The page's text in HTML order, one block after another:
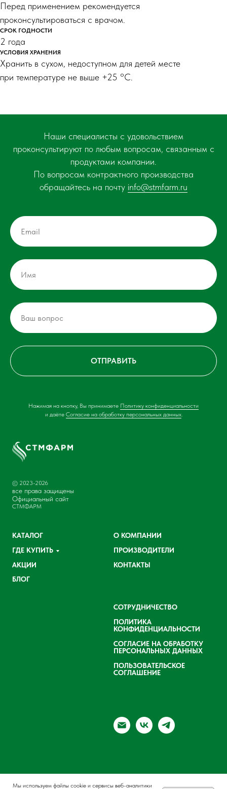
Мы используем файлы cookie и сервисы веб-аналитики
Перед применением рекомендуется
проконсультироваться с врачом.
СРОК ГОДНОСТИ
2 года
УСЛОВИЯ ХРАНЕНИЯ
Хранить в сухом, недоступном для детей месте
при температуре не выше +25 °С.
Наши специалисты с удовольствием
проконсультируют по любым вопросам, связанным с
продуктами компании.
По вопросам контрактного производства
обращайтесь на почту info@stmfarm.ru
ОТПРАВИТЬ
Нажимая на кнопку, Вы принимаете Политику конфиденциальности
и даёте Согласие на обработку персональных данных.
© 2023-2026
все права защищены
Официальный сайт
СТМФАРМ
КАТАЛОГ
ГДЕ КУПИТЬ
АКЦИИ
БЛОГ
О КОМПАНИИ
ПРОИЗВОДИТЕЛИ
КОНТАКТЫ
СОТРУДНИЧЕСТВО
ПОЛИТИКА
КОНФИДЕНЦИАЛЬНОСТИ
СОГЛАСИЕ НА ОБРАБОТКУ
ПЕРСОНАЛЬНЫХ ДАННЫХ
ПОЛЬЗОВАТЕЛЬСКОЕ
СОГЛАШЕНИЕ